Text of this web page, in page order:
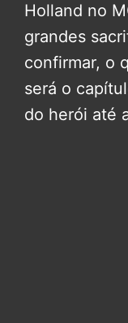
Holland no
grandes
confirmar, o
será o
do herói até